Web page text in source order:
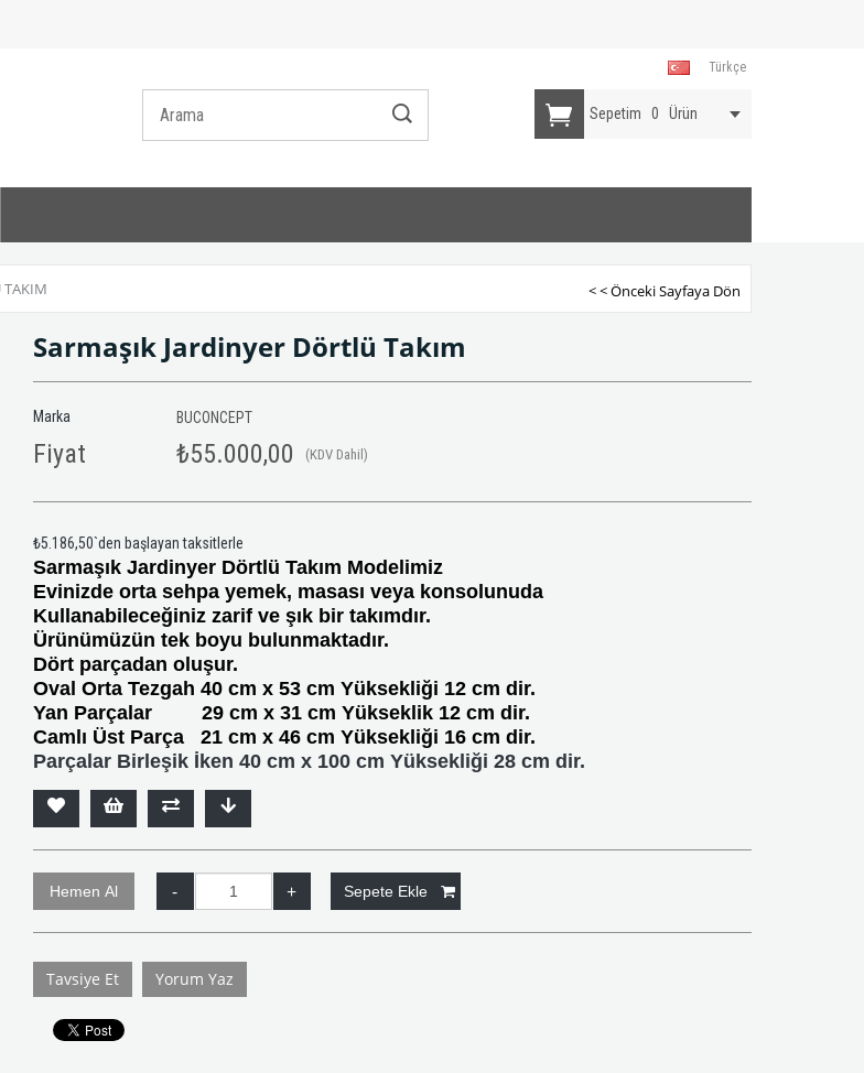
Türkçe
Sepetim 0 Ürün
TAKIM < < Önceki Sayfaya Dön
Sarmaşık Jardinyer Dörtlü Takım
Marka BUCONCEPT
Fiyat ₺55.000,00 (KDV Dahil)
₺5.186,50`den başlayan taksitlerle
Sarmaşık Jardinyer Dörtlü Takım Modelimiz
Evinizde orta sehpa yemek, masası veya konsolunuda
Kullanabileceğiniz zarif ve şık bir takımdır.
Ürünümüzün tek boyu bulunmaktadır.
Dört parçadan oluşur.
Oval Orta Tezgah 40 cm x 53 cm Yüksekliği 12 cm dir.
Yan Parçalar 29 cm x 31 cm Yükseklik 12 cm dir.
Camlı Üst Parça 21 cm x 46 cm Yüksekliği 16 cm dir.
Parçalar Birleşik İken 40 cm x 100 cm Yüksekliği 28 cm dir.
Tavsiye Et Yorum Yaz